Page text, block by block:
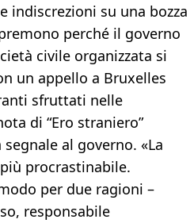
indiscrezioni su una bozza
perché il governo
civile organizzata si
un appello a Bruxelles
sfruttati nelle
di “Ero straniero”
al governo. «La
procrastinabile.
per due ragioni –
responsabile